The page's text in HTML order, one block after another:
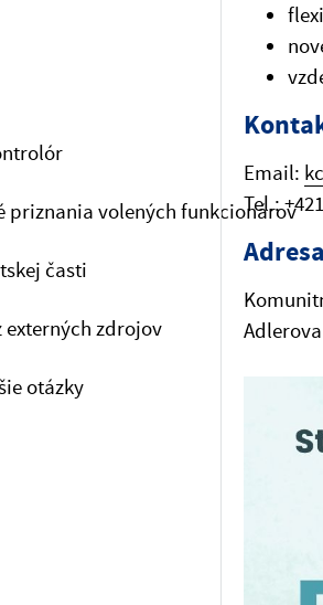
priznania volených funkcionárov
časti
externých zdrojov
otázky
Email:
Tel.:
Adresa